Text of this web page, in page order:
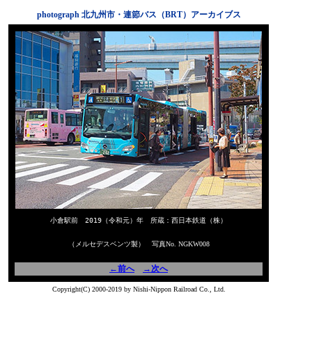
photograph 北九州市・連節バス（BRT）アーカイブス
小倉駅前 2019（令和元）年 所蔵：西日本鉄道（株）
（メルセデスベンツ製） 写真No. NGKW008
←前へ →次へ
Copyright(C) 2000-2019 by Nishi-Nippon Railroad Co., Ltd.